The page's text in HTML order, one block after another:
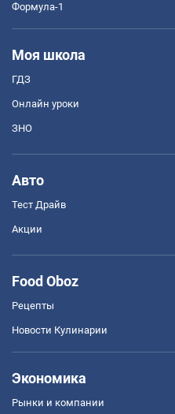
Формула-1
Моя школа
ГДЗ
Онлайн уроки
ЗНО
Авто
Тест Драйв
Акции
Food Oboz
Рецепты
Новости Кулинарии
Экономика
Рынки и компании